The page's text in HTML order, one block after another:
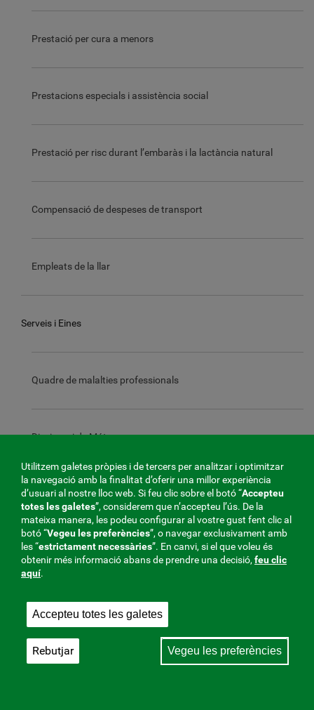
Prestació per cura a menors
Prestacions especials i assistència social
Prestació per risc durant l’embaràs i la lactància natural
Compensació de despeses de transport
Empleats de la llar
Serveis i Eines
Quadre de malalties professionals
Diccionari de Mútues
Enquestes
Publicacions i subscripcions electròniques
Fons d'Escriptori
Finestreta d'Atenció
Utilitzem galetes pròpies i de tercers per analitzar i optimitzar
la navegació amb la finalitat d’oferir una millor experiència
d’usuari al nostre lloc web. Si feu clic sobre el botó “Accepteu
totes les galetes”, considerem que n’accepteu l’ús. De la
mateixa manera, les podeu configurar al vostre gust fent clic al
botó “Vegeu les preferències”, o navegar exclusivament amb
les “estrictamentnecessàries”. En canvi, si el que voleu és
obtenir més informació abans de prendre una decisió, feu clic
aquí.
Accepteu totes les galetes
Vegeu les preferències
Rebutjar